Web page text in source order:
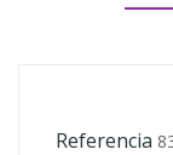
Referencia